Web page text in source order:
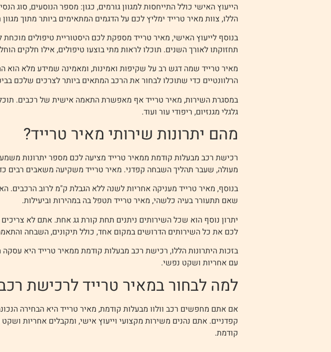
הייעוץ האישי כולל התייחסות למגוון גורמים, כגון: מספר הנוסעים, סוג
הללו, צוות מאיר טרייד ימליץ לכם על הדגמים המתאימים ביותר מתוך מגוון
בנוסף לייעוץ האישי, מאיר טרייד מספקת לכם היסטוריית טיפולים
תחזוקתו לאורך השנים. תוכלו לראות מתי בוצעו טיפולים, אילו חלקים
מאיר טרייד שמה דגש רב על שקיפות ואמינות, ומאמינה שמידע מלא
הרלוונטיים כדי שתוכלו לבחור את הרכב המתאים ביותר לצרכים שלכם
במסגרת השירות, מאיר טרייד אף מאפשרת התאמה אישית של רכבים.
גלגלי מגנזיום, ריפודי עור ועוד.
מהם יתרונות שירותי מאיר טרייד?
רכישת רכב מבעלות קודמת ממאיר טרייד מציעה לכם מספר יתרונות
מעולה, שעבר תהליך השבחה קפדני. מאיר טרייד משקיעה משאבים רבים
בנוסף, מאיר טרייד מעניקה אחריות לשנה ללא הגבלת ק"מ לרוב הרכבים.
שאם תתעורר בעיה כלשהי, מאיר טרייד תטפל בה במהירות וביעילות.
יתרון נוסף הוא שכל השירותים ניתנים תחת קורת גג אחת. אתם לא צריכים
לכם את כל השירותים הדרושים במקום אחד, כולל תיקונים, השבחה
בזכות היתרונות הללו, רכישת רכב מבעלות קודמת ממאיר טרייד היא
עם אחריות ושקט נפשי.
למה לבחור במאיר טרייד לרכישת
אם אתם מחפשים רכב וולוו מבעלות קודמת, מאיר טרייד היא הבחירה
קפדניים. אתם נהנים משירות מקצועי וייעוץ אישי, ומקבלים אחריות
קודמת.